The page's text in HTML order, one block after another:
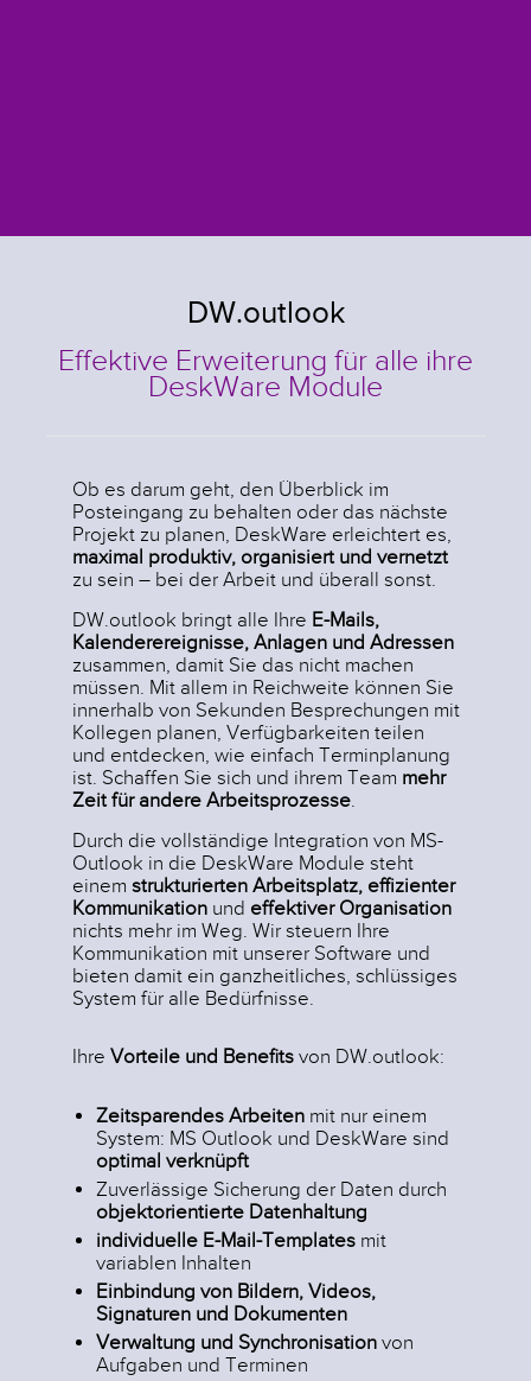
DW.outlook
Effektive Erweiterung für alle ihre
DeskWare Module
Ob es darum geht, den Überblick im
Posteingang zu behalten oder das nächste
Projekt zu planen, DeskWare erleichtert es,
maximal produktiv, organisiert und vernetzt
zu sein – bei der Arbeit und überall sonst.
DW.outlook bringt alle Ihre E-Mails,
Kalenderereignisse, Anlagenund Adressen
zusammen, damit Sie das nicht machen
müssen. Mit allem in Reichweite können Sie
innerhalb von Sekunden Besprechungen mit
Kollegen planen, Verfügbarkeiten teilen
und entdecken, wie einfach Terminplanung
ist. Schaffen Sie sich und ihrem Team mehr
Zeit für andere Arbeitsprozesse.
Durch die vollständige Integration von MS-
Outlook in die DeskWare Module steht
einem strukturierten Arbeitsplatz, effizienter
Kommunikation und effektiver Organisation
nichts mehr im Weg. Wir steuern Ihre
Kommunikation mit unserer Software und
bieten damit ein ganzheitliches, schlüssiges
System für alle Bedürfnisse.
Ihre Vorteile und Benefitsvon DW.outlook:
Zeitsparendes Arbeitenmit nur einem
System: MS Outlook und DeskWare sind
optimal verknüpft
Zuverlässige Sicherung der Daten durch
objektorientierte Datenhaltung
individuelle E-Mail-Templates mit
variablen Inhalten
Einbindung von Bildern, Videos,
Signaturen und Dokumenten
Verwaltung und Synchronisationvon
Aufgaben und Terminen